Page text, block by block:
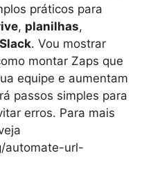
práticos para
, planilhas,
Slack. Vou mostrar
montar Zaps que
equipe e aumentam
passos simples para
erros. Para mais
automate-url-